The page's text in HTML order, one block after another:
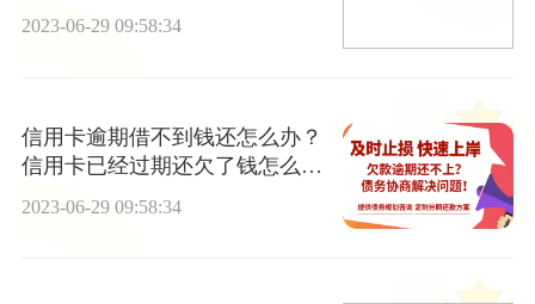
案还不上怎么处理？
2023-06-29 09:58:34
信用卡逾期借不到钱还怎么办？
信用卡已经过期还欠了钱怎么解
2023-06-29 09:58:34